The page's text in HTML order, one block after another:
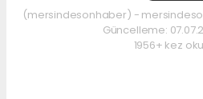
(mersindesonhaber) -
Güncelleme:
1956+ kez